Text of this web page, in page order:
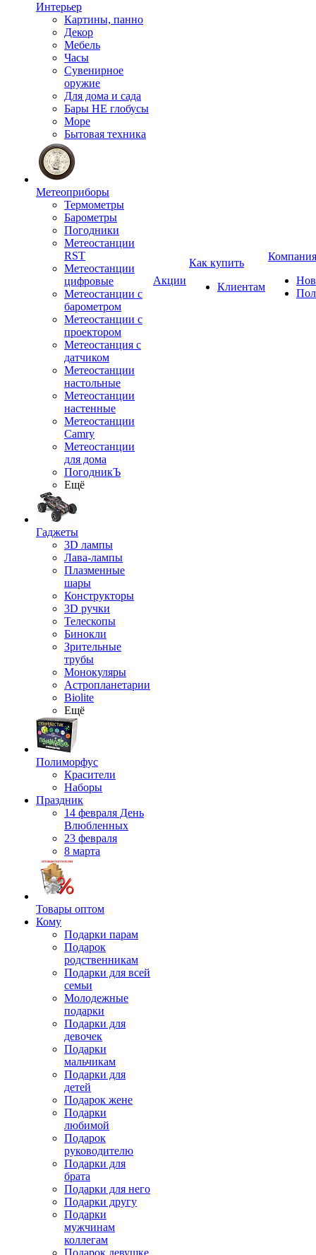
Интерьер
Картины, панно
Декор
Мебель
Часы
Сувенирное
оружие
Для дома и сада
Бары НЕ глобусы
Море
Бытовая техника
Метеоприборы
Термометры
Барометры
Погодники
Метеостанции
RST
Метеостанции
цифровые
Метеостанции с
барометром
Метеостанции с
проектором
Метеостанция с
датчиком
Метеостанции
настольные
Метеостанции
настенные
Метеостанции
Camry
Метеостанции
для дома
ПогодникЪ
Ещё
Гаджеты
3D лампы
Лава-лампы
Плазменные
шары
Конструкторы
3D ручки
Телескопы
Бинокли
Зрительные
трубы
Монокуляры
Астропланетарии
Biolite
Ещё
Полиморфус
Красители
Наборы
Праздник
14 февраля День
Влюбленных
23 февраля
8 марта
Товары оптом
Кому
Подарки парам
Подарок
родственникам
Подарки для всей
семьи
Молодежные
подарки
Подарки для
девочек
Подарки
мальчикам
Подарки для
детей
Подарок жене
Подарки
любимой
Подарок
руководителю
Подарки для
брата
Подарки для него
Подарки другу
Подарки
мужчинам
коллегам
Подарок девушке
Акции
Как купить
Клиентам
Компания